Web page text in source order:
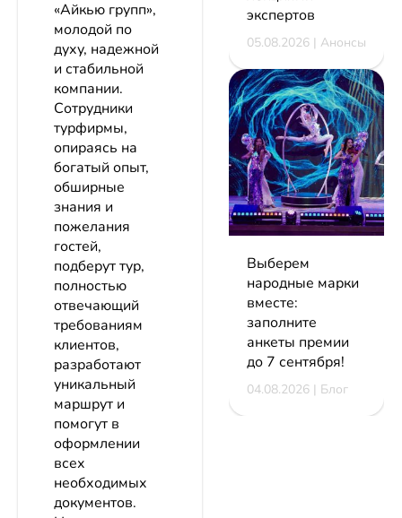
«Айкью групп»,
молодой по
духу, надежной
и стабильной
компании.
Сотрудники
турфирмы,
опираясь на
богатый опыт,
обширные
знания и
пожелания
гостей,
подберут тур,
полностью
отвечающий
требованиям
клиентов,
разработают
уникальный
маршрут и
помогут в
оформлении
всех
необходимых
документов.
экспертов
05.08.2026 | Анонсы
Выберем
народные марки
вместе:
заполните
анкеты премии
до 7 сентября!
04.08.2026 | Блог